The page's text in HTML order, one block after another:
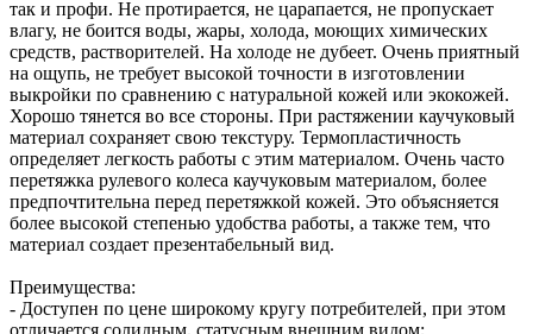
так и профи. Не протирается, не царапается, не пропускает
влагу, не боится воды, жары, холода, моющих химических
средств, растворителей. На холоде не дубеет. Очень приятный
на ощупь, не требует высокой точности в изготовлении
выкройки по сравнению с натуральной кожей или экокожей.
Хорошо тянется во все стороны. При растяжении каучуковый
материал сохраняет свою текстуру. Термопластичность
определяет легкость работы с этим материалом. Очень часто
перетяжка рулевого колеса каучуковым материалом, более
предпочтительна перед перетяжкой кожей. Это объясняется
более высокой степенью удобства работы, а также тем, что
материал создает презентабельный вид.
Преимущества:
- Доступен по цене широкому кругу потребителей, при этом
отличается солидным, статусным внешним видом;